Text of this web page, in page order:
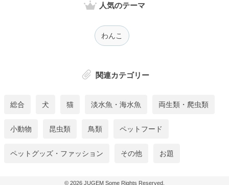
人気のテーマ
わんこ
関連カテゴリー
総合 犬 猫 淡水魚・海水魚 両生類・爬虫類
小動物 昆虫類 鳥類 ペットフード
ペットグッズ・ファッション その他 お題
© 2026 JUGEM Some Rights Reserved.